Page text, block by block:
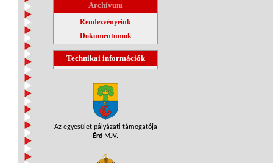
Archívum
Rendezvényeink
Dokumentumok
Technikai információk
Az egyesület pályázati támogatója
Érd MJV.